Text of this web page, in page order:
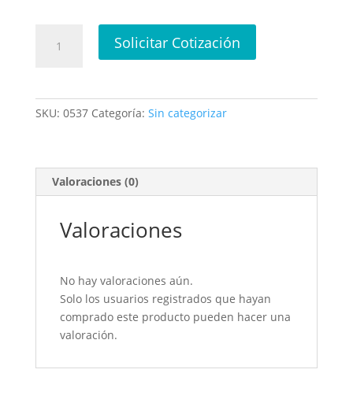
manos
Solicitar Cotización
SKU: 0537 Categoría: Sin categorizar
Valoraciones (0)
Valoraciones
No hay valoraciones aún.
Solo los usuarios registrados que hayan
comprado este producto pueden hacer una
valoración.